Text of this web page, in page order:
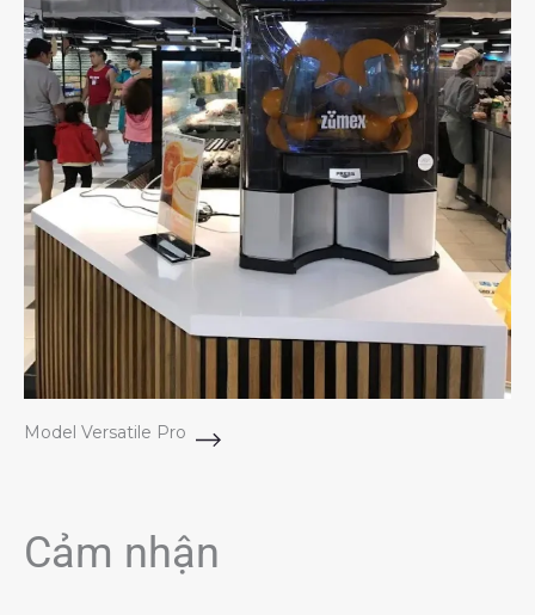
Model Versatile Pro
Cảm nhận